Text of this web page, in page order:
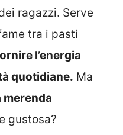
ragazzi. Serve
tra i pasti
l’energia
quotidiane. Ma
merenda
gustosa?